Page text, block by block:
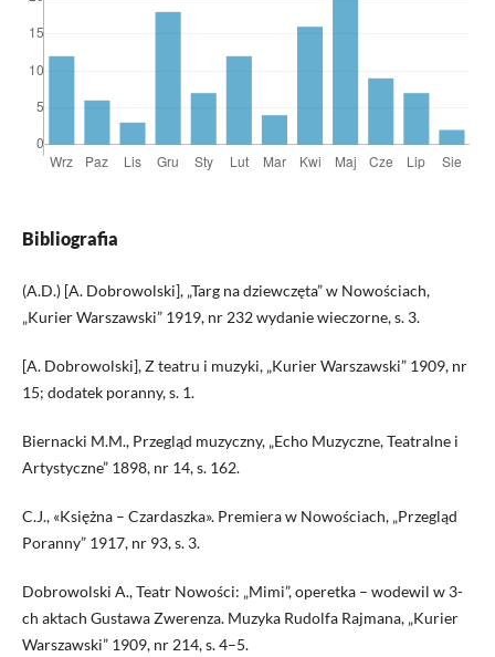
Bibliografia
(A.D.) [A. Dobrowolski], „Targ na dziewczęta” w Nowościach,
„Kurier Warszawski” 1919, nr 232 wydanie wieczorne, s. 3.
[A. Dobrowolski], Z teatru i muzyki, „Kurier Warszawski” 1909, nr
15; dodatek poranny, s. 1.
Biernacki M.M., Przegląd muzyczny, „Echo Muzyczne, Teatralne i
Artystyczne” 1898, nr 14, s. 162.
C.J., «Księżna – Czardaszka». Premiera w Nowościach, „Przegląd
Poranny” 1917, nr 93, s. 3.
Dobrowolski A., Teatr Nowości: „Mimi”, operetka – wodewil w 3-
ch aktach Gustawa Zwerenza. Muzyka Rudolfa Rajmana, „Kurier
Warszawski” 1909, nr 214, s. 4–5.